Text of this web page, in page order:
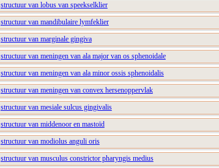
structuur van lobus van speekselklier
structuur van mandibulaire lymfeklier
structuur van marginale gingiva
structuur van meningen van ala major van os sphenoidale
structuur van meningen van ala minor ossis sphenoidalis
structuur van meningen van convex hersenoppervlak
structuur van mesiale sulcus gingivalis
structuur van middenoor en mastoïd
structuur van modiolus anguli oris
structuur van musculus constrictor pharyngis medius